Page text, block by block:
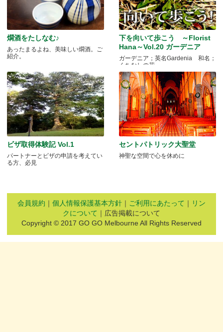
燗酒をたしなむ♪
あったまるよね、美味しい燗酒。ご
紹介。
下を向いて歩こう ～Florist
Hana～Vol.20 ガーデニア
ガーデニア；英名Gardenia 和名；
くちなしの花 .....
ビザ取得体験記 Vol.1
パートナーとビザの申請を考えてい
る方、必見
セントパトリック大聖堂
神聖な空間で心を休めに
会員規約 ｜ 個人情報保護基本方針 ｜ ご利用にあたって ｜ リン
クについて ｜広告掲載について
Copyright © 2017 GO GO Melbourne All Rights Reserved